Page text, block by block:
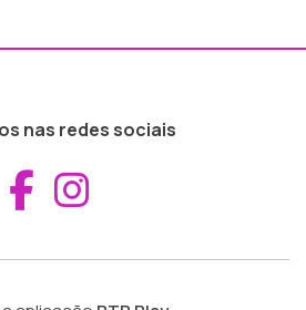
nas redes sociais
Aceder ao